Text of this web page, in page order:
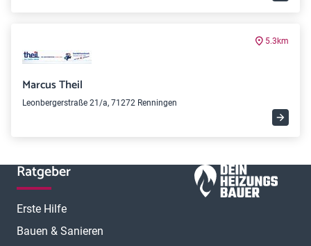
5.3km
Marcus Theil
Leonbergerstraße 21/a, 71272 Renningen
Ratgeber
Erste Hilfe
Bauen & Sanieren